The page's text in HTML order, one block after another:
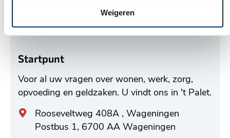
Weigeren
Startpunt
Voor al uw vragen over wonen, werk, zorg,
opvoeding en geldzaken. U vindt ons in 't Palet.
Algemeen
adres
Rooseveltweg 408A , Wageningen
Postbus 1, 6700 AA Wageningen